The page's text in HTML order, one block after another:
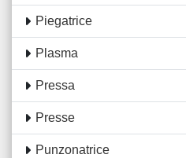
Piegatrice
Plasma
Pressa
Presse
Punzonatrice